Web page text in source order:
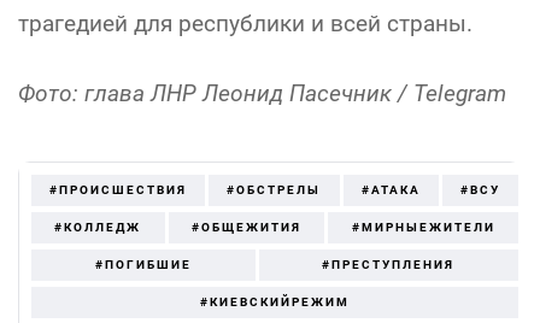
трагедией для республики и всей страны.
Фото: глава ЛНР Леонид Пасечник / Telegram
#ПРОИСШЕСТВИЯ #ОБСТРЕЛЫ #АТАКА #ВСУ
#КОЛЛЕДЖ #ОБЩЕЖИТИЯ #МИРНЫЕЖИТЕЛИ
#ПОГИБШИЕ #ПРЕСТУПЛЕНИЯ
#КИЕВСКИЙРЕЖИМ